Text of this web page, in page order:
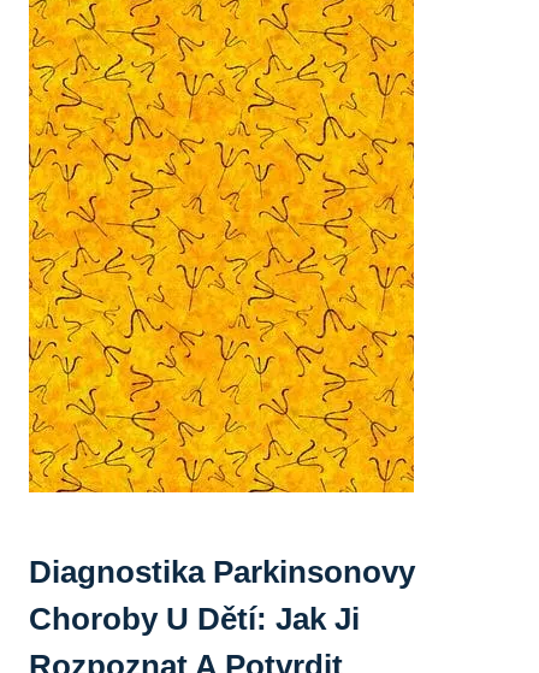
Diagnostika Parkinsonovy
Choroby U Dětí: Jak Ji
Rozpoznat A ⁢potvrdit